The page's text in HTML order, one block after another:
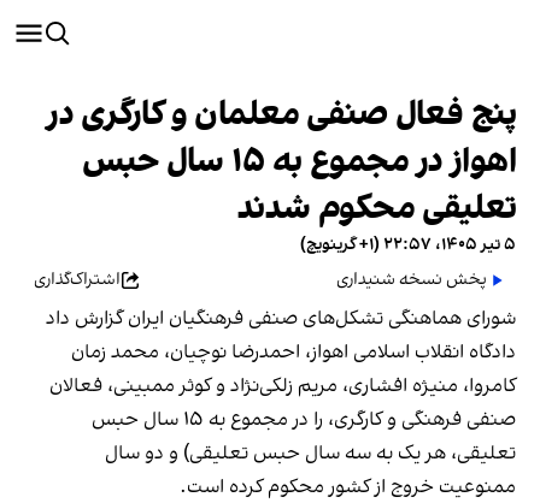
پنج فعال صنفی معلمان و کارگری در
اهواز در مجموع به ۱۵ سال حبس
تعلیقی محکوم شدند
۵ تیر ۱۴۰۵، ۲۲:۵۷ (‎+۱ گرینویچ)
پخش نسخه شنیداری
اشتراک‌گذاری
شورای هماهنگی تشکل‌های صنفی فرهنگیان ایران گزارش داد
دادگاه انقلاب اسلامی اهواز، احمدرضا نوچیان، محمد زمان
کامروا، منیژه افشاری، مریم زلکی‌نژاد و کوثر ممبینی، فعالان
صنفی فرهنگی و کارگری، را در مجموع به ۱۵ سال حبس
تعلیقی، هر یک به سه سال حبس تعلیقی) و دو سال
ممنوعیت خروج از کشور محکوم کرده است.